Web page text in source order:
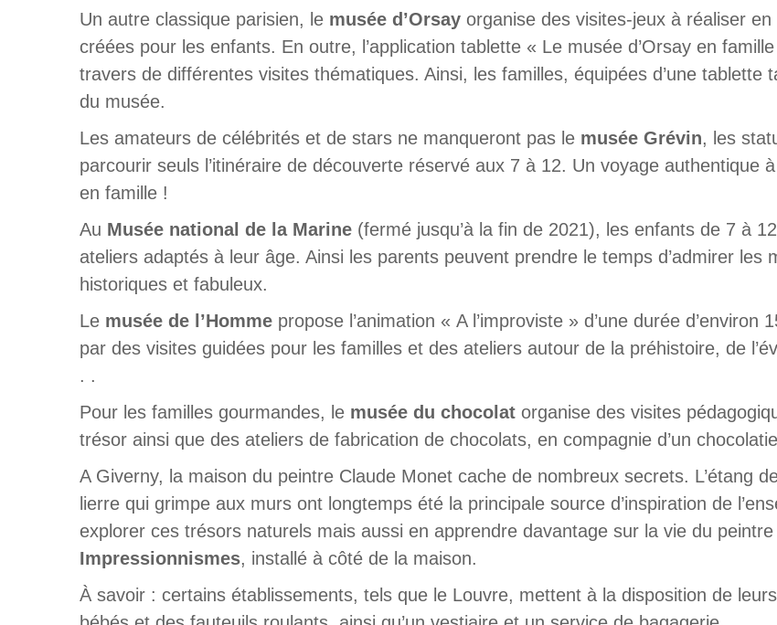
Un autre classique parisien, le musée d’Orsay organise des visites-jeux à réaliser
créées pour les enfants. En outre, l’application tablette « Le musée d’Orsay en
travers de différentes visites thématiques. Ainsi, les familles, équipées d’une tablette
du musée.
Les amateurs de célébrités et de stars ne manqueront pas le musée Grévin, les
parcourir seuls l’itinéraire de découverte réservé aux 7 à 12. Un voyage authentique
en famille !
Au Musée national de la Marine (fermé jusqu’à la fin de 2021), les enfants de 7 à
ateliers adaptés à leur âge. Ainsi les parents peuvent prendre le temps d’admirer les
historiques et fabuleux.
Le musée de l’Homme propose l’animation « A l’improviste » d’une durée
par des visites guidées pour les familles et des ateliers autour de la préhistoire, de
. .
Pour les familles gourmandes, le musée du chocolat organise des visites
trésor ainsi que des ateliers de fabrication de chocolats, en compagnie d’un
A Giverny, la maison du peintre Claude Monet cache de nombreux secrets. L’étang
lierre qui grimpe aux murs ont longtemps été la principale source d’inspiration de
explorer ces trésors naturels mais aussi en apprendre davantage sur la vie du
Impressionnismes, installé à côté de la maison.
À savoir : certains établissements, tels que le Louvre, mettent à la disposition de